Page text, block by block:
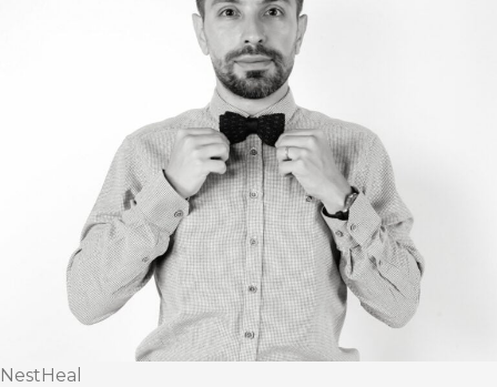
NestHeal